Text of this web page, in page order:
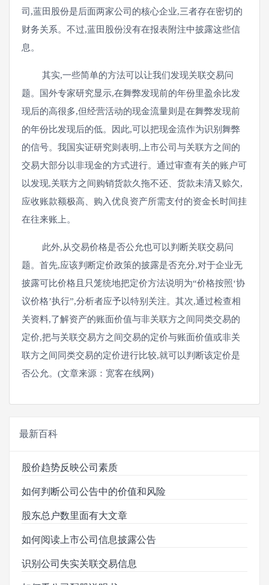
司,蓝田股份是后面两家公司的核心企业,三者存在密切的
财务关系。不过,蓝田股份没有在报表附注中披露这些信
息。
其实,一些简单的方法可以让我们发现关联交易问
题。国外专家研究显示,在舞弊发现前的年份里盈余比发
现后的高很多,但经营活动的现金流量则是在舞弊发现前
的年份比发现后的低。因此,可以把现金流作为识别舞弊
的信号。我国实证研究则表明,上市公司与关联方之间的
交易大部分以非现金的方式进行。通过审查有关的账户可
以发现,关联方之间购销货款久拖不还、货款未清又赊欠,
应收账款额极高、购入优良资产所需支付的资金长时间挂
在往来账上。
此外,从交易价格是否公允也可以判断关联交易问
题。首先,应该判断定价政策的披露是否充分,对于企业无
披露可比价格且只笼统地把定价方法说明为“价格按照‘协
议价格’执行”,分析者应予以特别关注。其次,通过检查相
关资料,了解资产的账面价值与非关联方之间同类交易的
定价,把与关联交易方之间交易的定价与账面价值或非关
联方之间同类交易的定价进行比较,就可以判断该定价是
否公允。(文章来源：宽客在线网)
最新百科
股价趋势反映公司素质
如何判断公司公告中的价值和风险
股东总户数里面有大文章
如何阅读上市公司信息披露公告
识别公司失实关联交易信息